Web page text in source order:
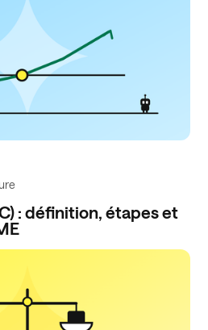
: définition, étapes et